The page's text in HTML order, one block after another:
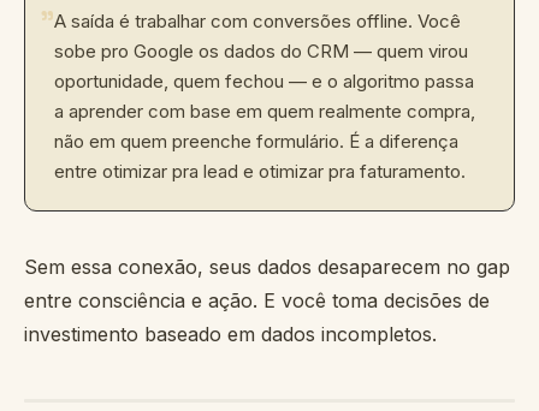
"A saída é trabalhar com conversões offline. Você
sobe pro Google os dados do CRM — quem virou
oportunidade, quem fechou — e o algoritmo passa
a aprender com base em quem realmente compra,
não em quem preenche formulário. É a diferença
entre otimizar pra lead e otimizar pra faturamento.
Sem essa conexão, seus dados desaparecem no gap
entre consciência e ação. E você toma decisões de
investimento baseado em dados incompletos.